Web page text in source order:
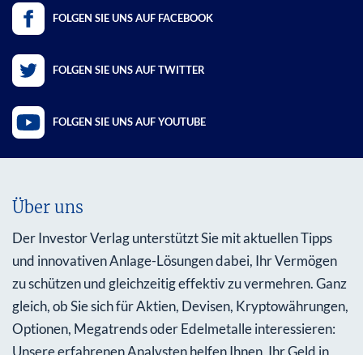
FOLGEN SIE UNS AUF FACEBOOK
FOLGEN SIE UNS AUF TWITTER
FOLGEN SIE UNS AUF YOUTUBE
Über uns
Der Investor Verlag unterstützt Sie mit aktuellen Tipps
und innovativen Anlage-Lösungen dabei, Ihr Vermögen
zu schützen und gleichzeitig effektiv zu vermehren. Ganz
gleich, ob Sie sich für Aktien, Devisen, Kryptowährungen,
Optionen, Megatrends oder Edelmetalle interessieren:
Unsere erfahrenen Analysten helfen Ihnen, Ihr Geld in